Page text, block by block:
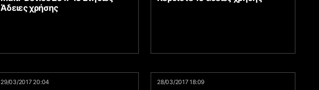
Άδειες χρήσης
29/03/2017 20:04 28/03/2017 18:09